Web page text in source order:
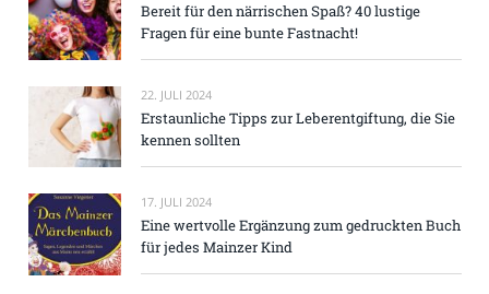
Bereit für den närrischen Spaß? 40 lustige
Fragen für eine bunte Fastnacht!
22. JULI 2024
Erstaunliche Tipps zur Leberentgiftung, die Sie
kennen sollten
17. JULI 2024
Eine wertvolle Ergänzung zum gedruckten Buch
für jedes Mainzer Kind